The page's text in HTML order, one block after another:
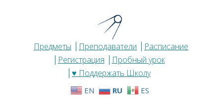
Предметы Преподаватели
Расписание
Регистрация
Пробный урок
♥ Поддержать Школу
EN RU ES